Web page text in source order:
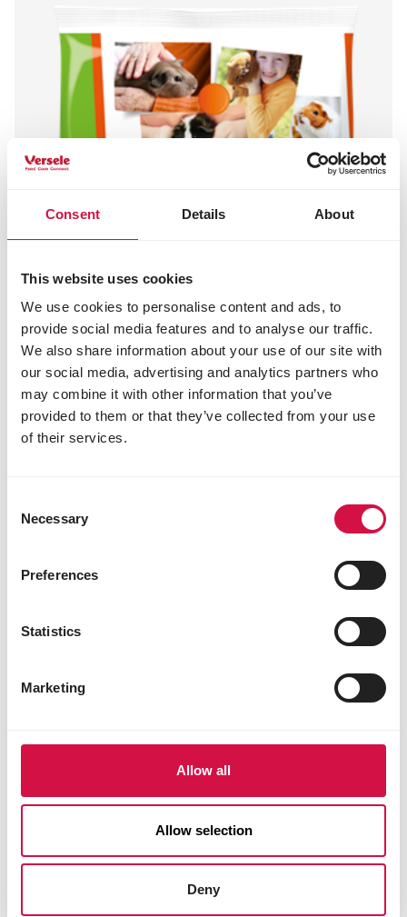
Consent Details About
This website uses cookies
We use cookies to personalise content and ads, to
provide social media features and to analyse our traffic.
We also share information about your use of our site with
our social media, advertising and analytics partners who
may combine it with other information that you’ve
provided to them or that they’ve collected from your use
of their services.
Selection
Necessary
Preferences
Statistics
Marketing
Allow all
Allow selection
Deny
Cavia 4kg